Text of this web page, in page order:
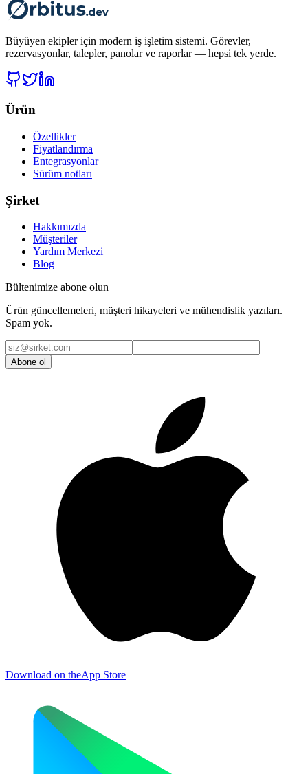
Büyüyen ekipler için modern iş işletim sistemi. Görevler,
rezervasyonlar, talepler, panolar ve raporlar — hepsi tek yerde.
Ürün
Özellikler
Fiyatlandırma
Entegrasyonlar
Sürüm notları
Şirket
Hakkımızda
Müşteriler
Yardım Merkezi
Blog
Bültenimize abone olun
Ürün güncellemeleri, müşteri hikayeleri ve mühendislik yazıları.
Spam yok.
Abone ol
Download on theApp Store